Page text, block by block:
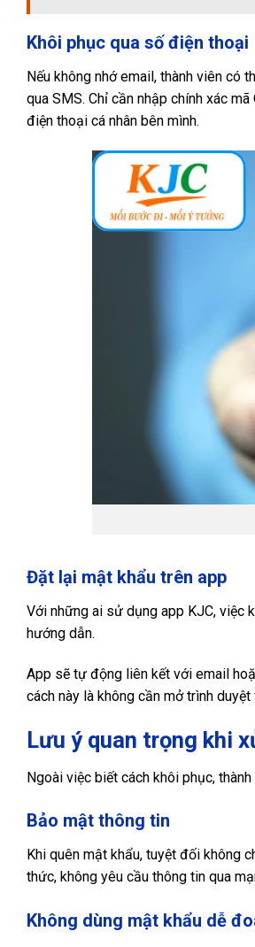
Khôi phục qua số điện thoại
Nếu không nhớ email, thành viên có
qua SMS. Chỉ cần nhập chính xác
điện thoại cá nhân bên mình.
Đặt lại mật khẩu trên app
Với những ai sử dụng app KJC, việc
hướng dẫn.
App sẽ tự động liên kết với email
cách này là không cần mở trình
Lưu ý quan trọng khi
Ngoài việc biết cách khôi phục,
Bảo mật thông tin
Khi quên mật khẩu, tuyệt đối không
thức, không yêu cầu thông tin qua
Không dùng mật khẩu dễ